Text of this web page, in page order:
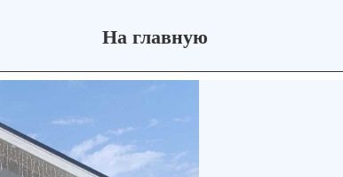
На главную